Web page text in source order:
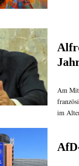
Am
im